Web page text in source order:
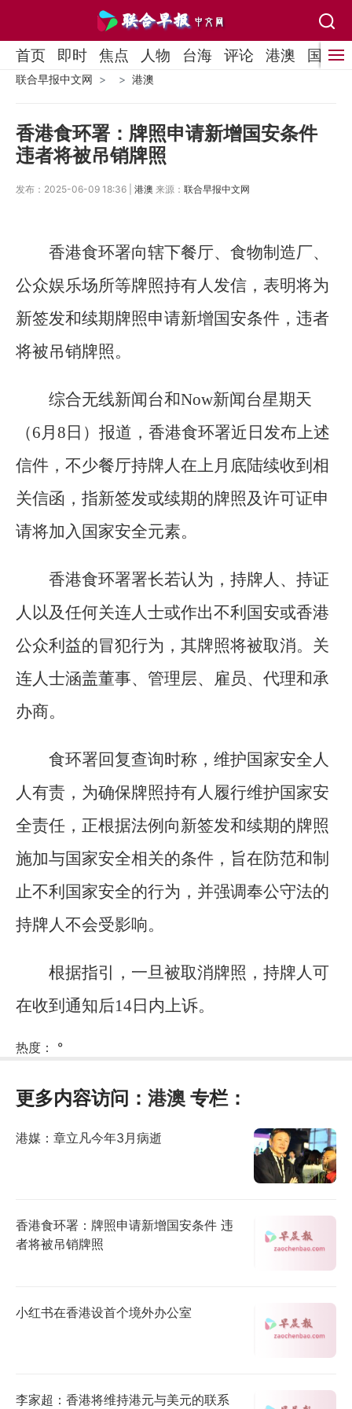
首页 即时 焦点 人物 台海 评论 港澳 国际
联合早报中文网 港澳
香港食环署：牌照申请新增国安条件
违者将被吊销牌照
发布：2025-06-09 18:36 | 港澳 来源： 联合早报中文网
香港食环署向辖下餐厅、食物制造厂、
公众娱乐场所等牌照持有人发信，表明将为
新签发和续期牌照申请新增国安条件，违者
将被吊销牌照。
综合无线新闻台和Now新闻台星期天
（6月8日）报道，香港食环署近日发布上述
信件，不少餐厅持牌人在上月底陆续收到相
关信函，指新签发或续期的牌照及许可证申
请将加入国家安全元素。
香港食环署署长若认为，持牌人、持证
人以及任何关连人士或作出不利国安或香港
公众利益的冒犯行为，其牌照将被取消。关
连人士涵盖董事、管理层、雇员、代理和承
办商。
食环署回复查询时称，维护国家安全人
人有责，为确保牌照持有人履行维护国家安
全责任，正根据法例向新签发和续期的牌照
施加与国家安全相关的条件，旨在防范和制
止不利国家安全的行为，并强调奉公守法的
持牌人不会受影响。
根据指引，一旦被取消牌照，持牌人可
在收到通知后14日内上诉。
热度： °
更多内容访问： 港澳 专栏：
港媒：章立凡今年3月病逝
香港食环署：牌照申请新增国安条件 违
者将被吊销牌照
小红书在香港设首个境外办公室
李家超：香港将维持港元与美元的联系